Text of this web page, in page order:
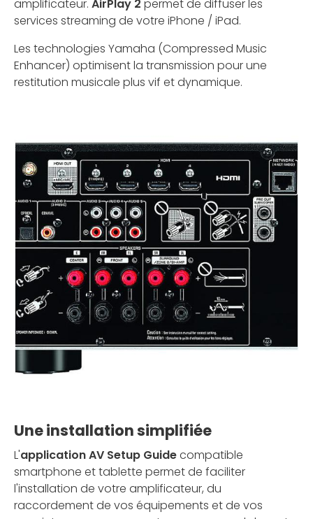
amplificateur. AirPlay 2 permet de diffuser les
services streaming de votre iPhone / iPad.
Les technologies Yamaha (Compressed Music
Enhancer) optimisent la transmission pour une
restitution musicale plus vif et dynamique.
Une installation simplifiée
L'application AV Setup Guidecompatible
smartphone et tablette permet de faciliter
l'installation de votre amplificateur, du
raccordement de vos équipements et de vos